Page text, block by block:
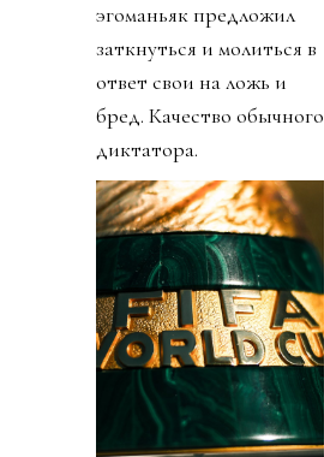
эгоманьяк предложил
заткнуться и молиться в
ответ свои на ложь и
бред. Качество обычного
диктатора.